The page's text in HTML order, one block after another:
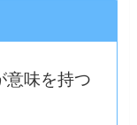
意味を持つ